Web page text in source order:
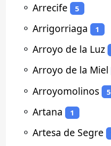
⚬ Arrecife 5
⚬ Arrigorriaga 1
⚬ Arroyo de la Luz
⚬ Arroyo de la Miel
⚬ Arroyomolinos 5
⚬ Artana 1
⚬ Artesa de Segre